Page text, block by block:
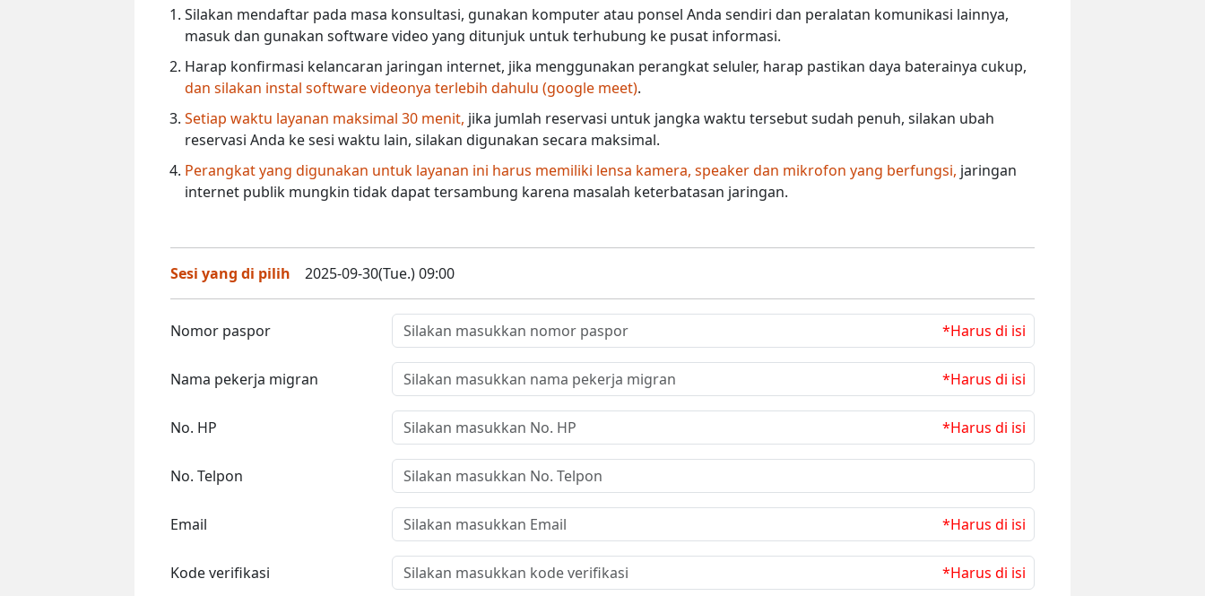
Silakan mendaftar pada masa konsultasi, gunakan komputer atau ponsel Anda sendiri dan peralatan komunikasi lainnya,
masuk dan gunakan software video yang ditunjuk untuk terhubung ke pusat informasi.
Harap konfirmasi kelancaran jaringan internet, jika menggunakan perangkat seluler, harap pastikan daya baterainya cukup,
dan silakan instal software videonya terlebih dahulu (google meet).
Setiap waktu layanan maksimal 30 menit, jika jumlah reservasi untuk jangka waktu tersebut sudah penuh, silakan ubah
reservasi Anda ke sesi waktu lain, silakan digunakan secara maksimal.
Perangkat yang digunakan untuk layanan ini harus memiliki lensa kamera, speaker dan mikrofon yang berfungsi, jaringan
internet publik mungkin tidak dapat tersambung karena masalah keterbatasan jaringan.
Sesi yang di pilih 2025-09-30(Tue.) 09:00
Nomor paspor *Harus di isi
Nama pekerja migran *Harus di isi
No. HP *Harus di isi
No. Telpon
Email *Harus di isi
Kode verifikasi *Harus di isi